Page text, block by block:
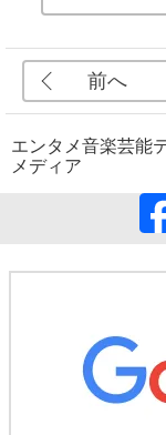
前へ
エンタメ音楽芸能
メディア